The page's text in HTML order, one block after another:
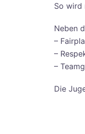
So wird
Neben
–
–
–
Die